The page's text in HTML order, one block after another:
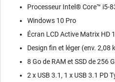
Processeur Intel® Core™ i5-
Windows 10 Pro
Écran LCD Active Matrix HD
Design fin et léger (env. 2,08
8 Go de RAM et SSD de 256
2 x USB 3.1, 1 x USB 3.1 PD